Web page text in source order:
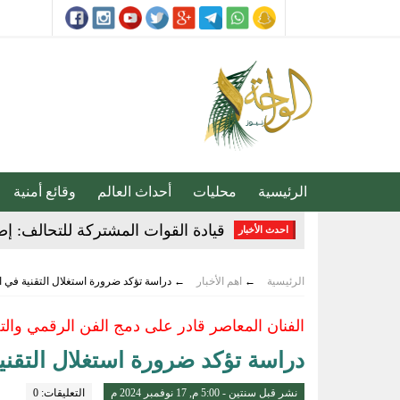
الرئيسية محليات أحداث العالم وقائع أمنية
احدث الأخبار ثلاثية الذهب في “المهارات
خبيرة تغذية: قشرة الكيوي كنز
الرئيسية ← اهم الأخبار ← دراسة تؤكد ضرورة استغلال التقنية في
الفنان المعاصر قادر على دمج الفن الرقمي
دراسة تؤكد ضرورة استغلال
نشر قبل سنتين - 5:00 م, 17 نوفمبر 2024 م التعليقات: 0